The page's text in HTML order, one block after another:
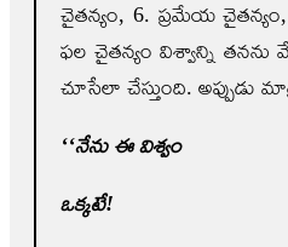
చైతన్యం, 6. ప్రమేయ
ఫల చైతన్యం విశ్వాన్ని తనను
చూసేలా చేస్తుంది. అప్పుడు
‘‘నేను ఈ విశ్వం
ఒక్కటే!